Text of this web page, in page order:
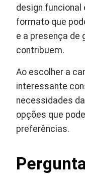
design funcional
formato que
e a presença de
contribuem.
Ao escolher a
interessante
necessidades
opções que
preferências.